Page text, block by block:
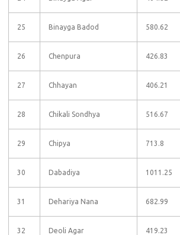
25 Binayga Badod 580.62
26 Chenpura 426.83
27 Chhayan 406.21
28 Chikali Sondhya 516.67
29 Chipya 713.8
30 Dabadiya 1011.25
31 Dehariya Nana 682.99
32 Deoli Agar 419.23